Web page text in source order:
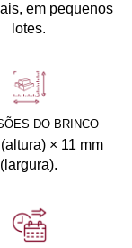
em pequenos
lotes.
DO BRINCO
× 11 mm
(largura).